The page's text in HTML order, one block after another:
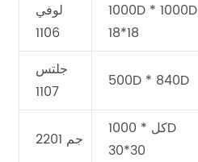
لوفي
1106
1000D * 1000D
18*18
جلتس
1107
500D * 840D
جم 2201
كل * 1000D
30*30